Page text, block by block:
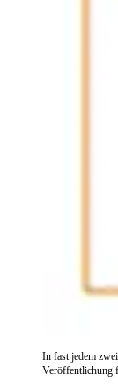
In fast jedem
Veröffentlichung